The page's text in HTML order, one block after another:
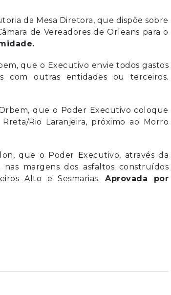
da Mesa Diretora, que dispõe sobre
de Vereadores de Orleans para o
que o Executivo envie todos gastos
com outras entidades ou terceiros.
que o Poder Executivo coloque
Rio Laranjeira, próximo ao Morro
que o Poder Executivo, através da
margens dos asfaltos construídos
Alto e Sesmarias.Aprovada por